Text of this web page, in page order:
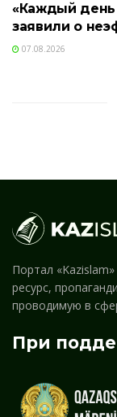
«Каждый
заявили о
07.08.2026
Портал
ресурс,
проводимую в
При